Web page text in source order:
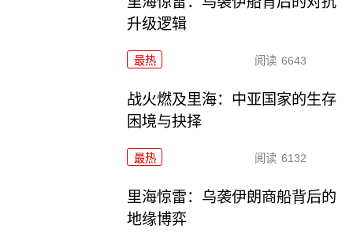
升级逻辑
最热 阅读 6643
战火燃及里海：中亚国家的生存
困境与抉择
最热 阅读 6132
里海惊雷：乌袭伊朗商船背后的
地缘博弈